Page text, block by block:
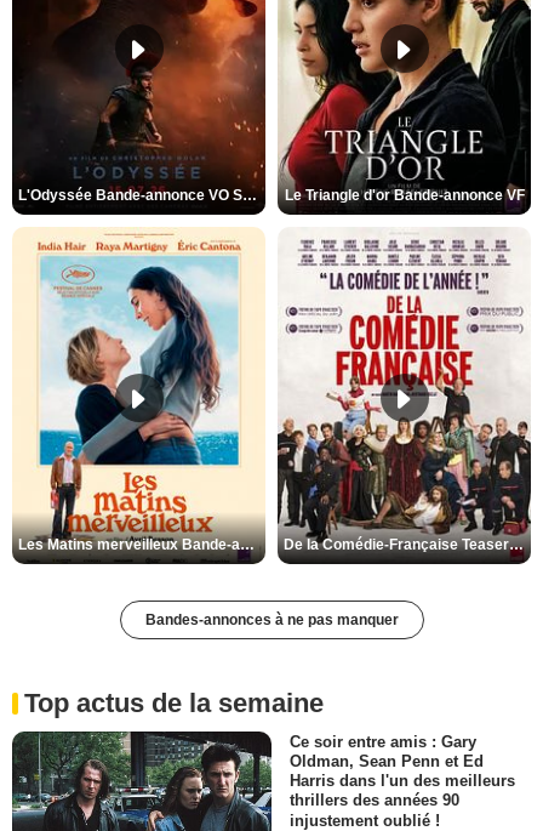
L'Odyssée Bande-annonce VO STFR Le Triangle d'or Bande-annonce VF
Les Matins merveilleux Bande-annonce VF De la Comédie-Française Teaser VF
Bandes-annonces à ne pas manquer
Top actus de la semaine
Ce soir entre amis : Gary
Oldman, Sean Penn et Ed
Harris dans l'un des meilleurs
thrillers des années 90
injustement oublié !